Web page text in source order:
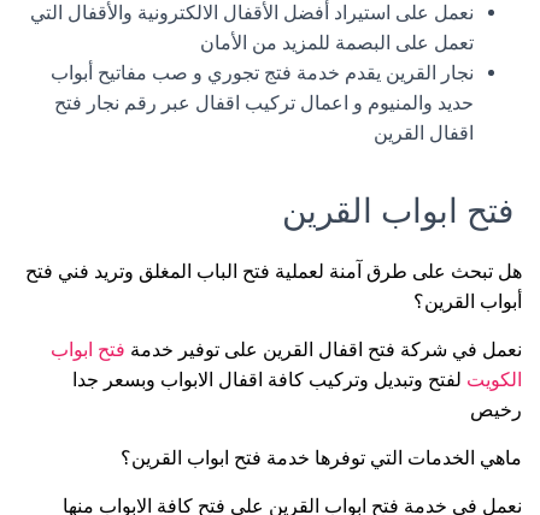
نعمل على استيراد أفضل الأقفال الالكترونية والأقفال التي
تعمل على البصمة للمزيد من الأمان
نجار القرين يقدم خدمة فتج تجوري و صب مفاتيح أبواب
حديد والمنيوم و اعمال تركيب اقفال عبر رقم نجار فتح
اقفال القرين
فتح ابواب القرين
هل تبحث على طرق آمنة لعملية فتح الباب المغلق وتريد فني فتح
أبواب القرين؟
نعمل في شركة فتح اقفال القرين على توفير خدمة فتح ابواب
الكويت لفتح وتبديل وتركيب كافة اقفال الابواب وبسعر جدا
رخيص
ماهي الخدمات التي توفرها خدمة فتح ابواب القرين؟
نعمل في خدمة فتح ابواب القرين على فتح كافة الابواب منها